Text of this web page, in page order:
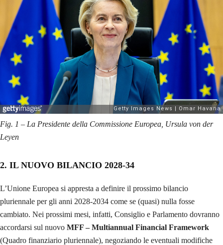
Fig. 1 – La Presidente della Commissione Europea, Ursula von der
Leyen
2. IL NUOVO BILANCIO 2028-34
L’Unione Europea si appresta a definire il prossimo bilancio
pluriennale per gli anni 2028-2034 come se (quasi) nulla fosse
cambiato. Nei prossimi mesi, infatti, Consiglio e Parlamento dovranno
accordarsi sul nuovo MFF – Multiannual Financial Framework
(Quadro finanziario pluriennale), negoziando le eventuali modifiche